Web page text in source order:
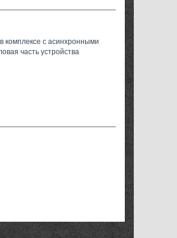
комплексе с асинхронными
часть устройства